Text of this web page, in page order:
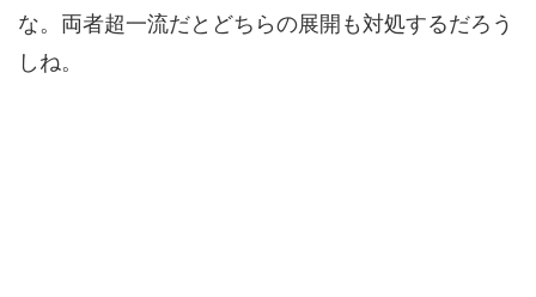
な。両者超一流だとどちらの展開も対処するだろう
しね。